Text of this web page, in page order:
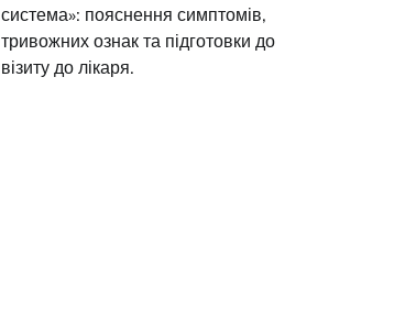
система»: пояснення симптомів,
тривожних ознак та підготовки до
візиту до лікаря.